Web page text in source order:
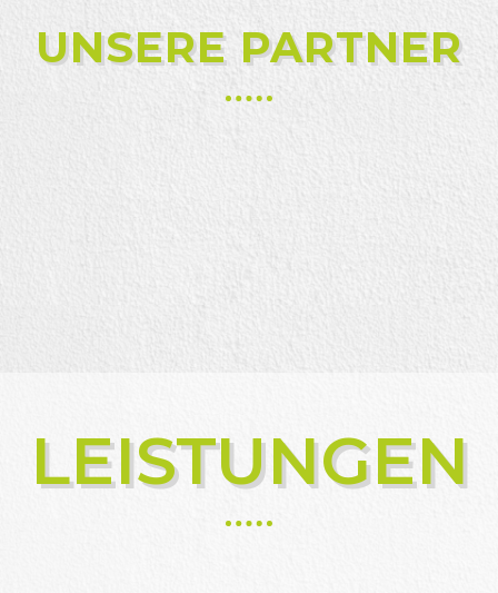
UNSERE PARTNER
LEISTUNGEN